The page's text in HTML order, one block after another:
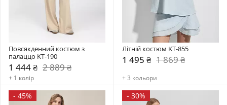
Повсякденний костюм з
палаццо KT-190
1 444 ₴ 2 889 ₴
+ 1 колір
Літній костюм KT-855
1 495 ₴ 1 869 ₴
+ 3 кольори
- 45% - 30%